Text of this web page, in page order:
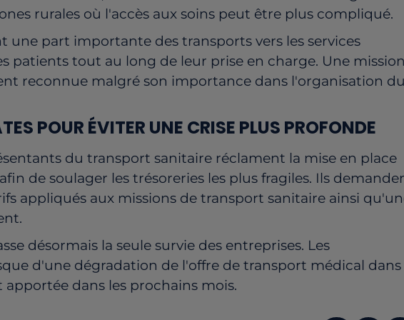
rurales où l'accès aux soins peut être plus compliqué.
une part importante des transports vers les services
patients tout au long de leur prise en charge. Une mission
reconnue malgré son importance dans l'organisation du
POUR ÉVITER UNE CRISE PLUS PROFONDE
du transport sanitaire réclament la mise en place
de soulager les trésoreries les plus fragiles. Ils
appliqués aux missions de transport sanitaire ainsi
désormais la seule survie des entreprises. Les
d'une dégradation de l'offre de transport médical dans
dans les prochains mois.